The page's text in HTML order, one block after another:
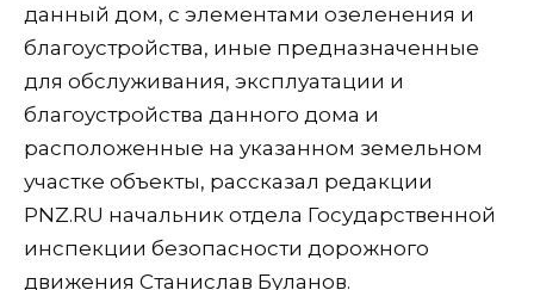
данный дом, с элементами озеленения и
благоустройства, иные предназначенные
для обслуживания, эксплуатации и
благоустройства данного дома и
расположенные на указанном земельном
участке объекты, рассказал редакции
PNZ.RU начальник отдела Государственной
инспекции безопасности дорожного
движения Станислав Буланов.